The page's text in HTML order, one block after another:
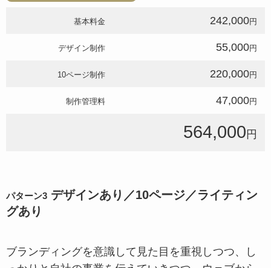
基本料金 242,000円
デザイン制作 55,000円
10ページ制作 220,000円
制作管理料 47,000円
564,000円
パターン3 デザインあり／10ページ／ライティン
グあり
ブランディングを意識して見た目を重視しつつ、し